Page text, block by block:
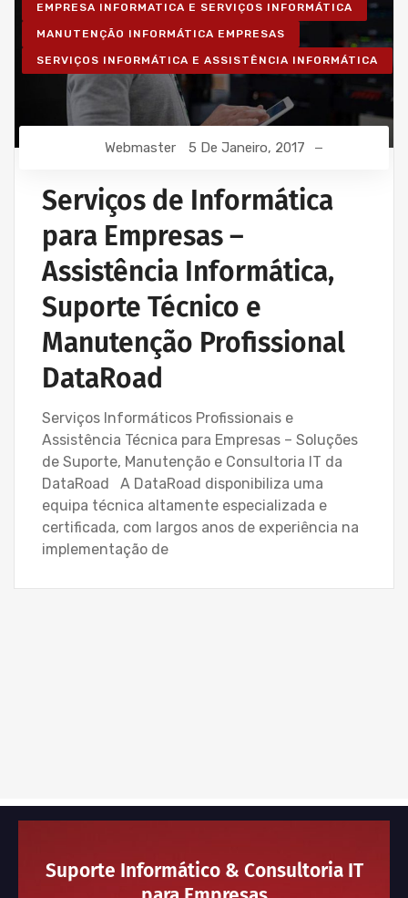
EMPRESA INFORMATICA E SERVIÇOS INFORMÁTICA
MANUTENÇÃO INFORMÁTICA EMPRESAS
SERVIÇOS INFORMÁTICA E ASSISTÊNCIA INFORMÁTICA
Webmaster 5 De Janeiro, 2017
Serviços de Informática
para Empresas –
Assistência Informática,
Suporte Técnico e
Manutenção Profissional
DataRoad
Serviços Informáticos Profissionais e
Assistência Técnica para Empresas – Soluções
de Suporte, Manutenção e Consultoria IT da
DataRoad A DataRoad disponibiliza uma
equipa técnica altamente especializada e
certificada, com largos anos de experiência na
implementação de
Suporte Informático & Consultoria IT